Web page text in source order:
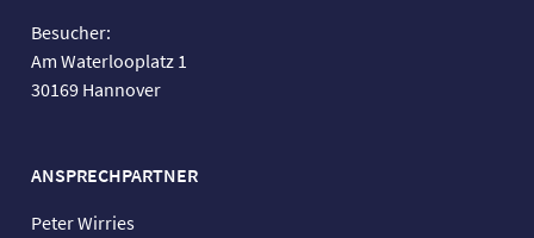
Besucher:
Am Waterlooplatz 1
30169 Hannover
ANSPRECHPARTNER
Peter Wirries